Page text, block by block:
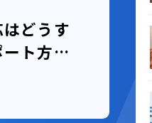
どうす
ト方法